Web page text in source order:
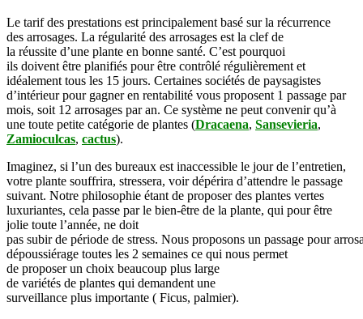
Le tarifdes prestations est principalement basé sur la récurrence
des arrosages. La régularité des arrosages est la clefde
la réussite d’une plante en bonne santé. C’est pourquoi
ils doivent être planifiés pour être contrôlé régulièrement et
idéalement tous les 15 jours. Certaines sociétés de paysagistes
d’intérieur pour gagner en rentabilité vous proposent 1 passage par
mois, soit 12 arrosages par an. Ce système ne peut convenir qu’à
une toute petite catégorie de plantes (Dracaena, Sansevieria,
Zamioculcas, cactus).
Imaginez, si l’un des bureaux est inaccessible le jourde l’entretien,
votre plante souffrira, stressera, voirdépérira d’attendre le passage
suivant. Notre philosophie étant de proposerdes plantes vertes
luxuriantes, cela passe par le bien-être de la plante, qui pour être
jolie toute l’année, ne doit
pas subirde période de stress. Nous proposons un passage pour
dépoussiérage toutes les 2 semaines ce qui nous permet
de proposerun choix beaucoup plus large
de variétés de plantes qui demandent une
surveillance plus importante ( Ficus, palmier).